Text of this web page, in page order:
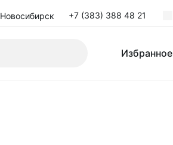
Поиск
Новосибирск +7 (383) 388 48 21
Избранное